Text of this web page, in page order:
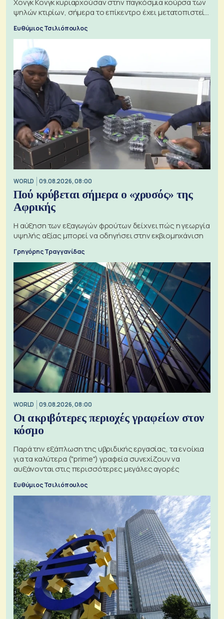
ψηλών κτιρίων, σήμερα το επίκεντρο έχει μετατοπιστεί
Ευθύμιος Τσιλιόπουλος
WORLD 09.08.2026, 08:00
Πού κρύβεται σήμερα ο «χρυσός» της
Αφρικής
Η αύξηση των εξαγωγών φρούτων δείχνει πώς η γεωργία
υψηλής αξίας μπορεί να οδηγήσει στην εκβιομηχάνιση
Γρηγόρης Τραγγανίδας
WORLD 09.08.2026, 08:00
Οι ακριβότερες περιοχές γραφείων στον
κόσμο
Παρά την εξάπλωση της υβριδικής εργασίας, τα ενοίκια
για τα καλύτερα ("prime") γραφεία συνεχίζουν να
αυξάνονται στις περισσότερες μεγάλες αγορές
Ευθύμιος Τσιλιόπουλος